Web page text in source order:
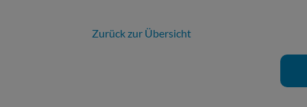
Zurück zur Übersicht